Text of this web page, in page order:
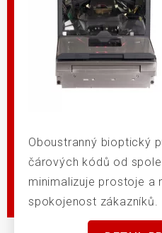
Oboustranný bioptický
čárových kódů od
minimalizuje prostoje a
spokojenost zákazníků.